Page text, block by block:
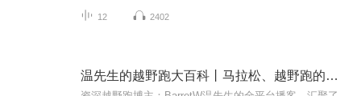
12 2402
温先生的越野跑大百科丨马拉松、越野跑的赛事复盘和各种话题丨Trail running